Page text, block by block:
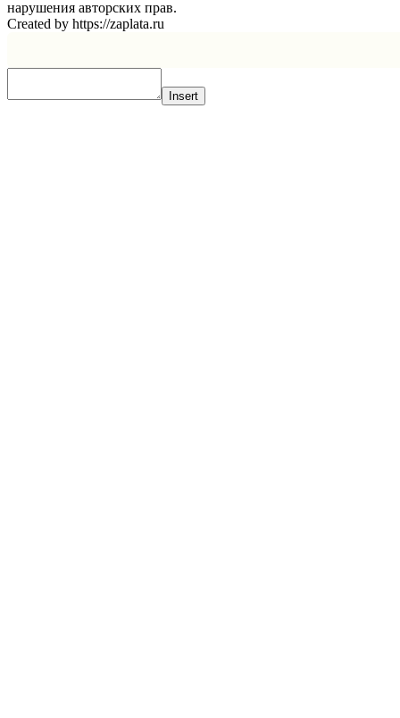
нарушения авторских прав.
Created by https://zaplata.ru
Insert